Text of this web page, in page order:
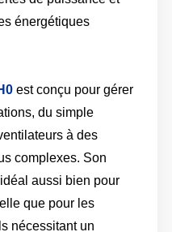
énergétiques
est conçu pour gérer
du simple
à des
complexes. Son
aussi bien pour
que pour les
nécessitant un